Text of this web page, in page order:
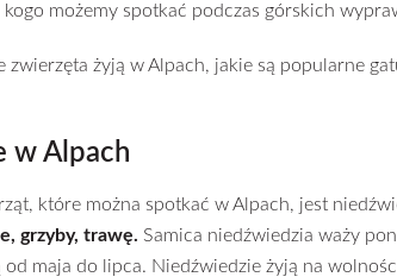
możemy spotkać podczas górskich
zwierzęta żyją w Alpach, jakie są popularne
w Alpach
które można spotkać w Alpach, jest
grzyby, trawę. Samica niedźwiedzia waży
maja do lipca. Niedźwiedzie żyją na